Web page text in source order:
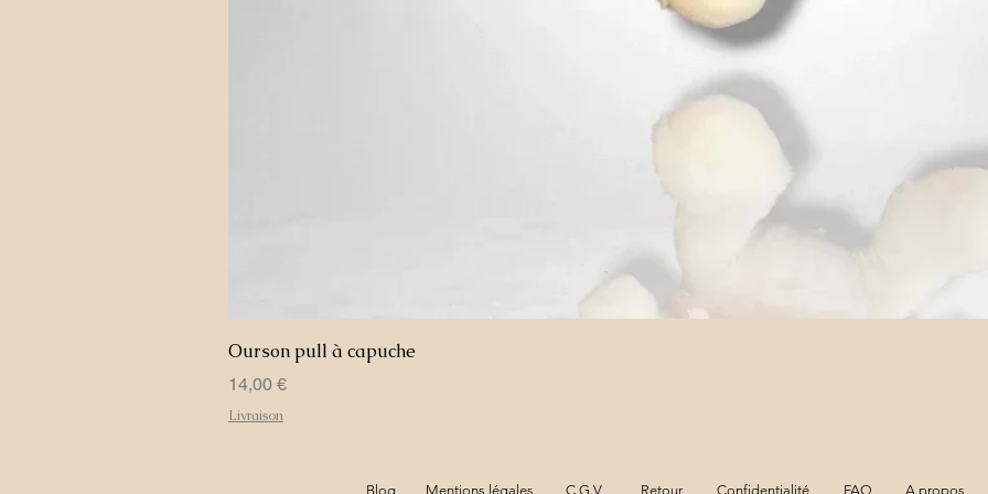
Ourson pull à capuche
Prix
14,00 €
Livraison
Blog Mentions légales C.G.V Retour Confidentialité FAQ A propos